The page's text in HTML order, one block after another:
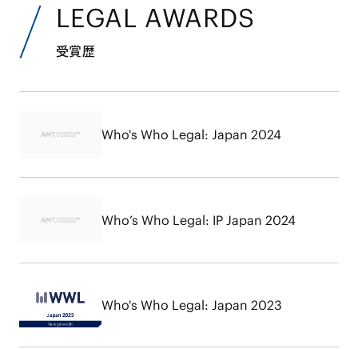
LEGAL AWARDS
受賞歴
Who's Who Legal: Japan 2024
Who’s Who Legal: IP Japan 2024
Who's Who Legal: Japan 2023